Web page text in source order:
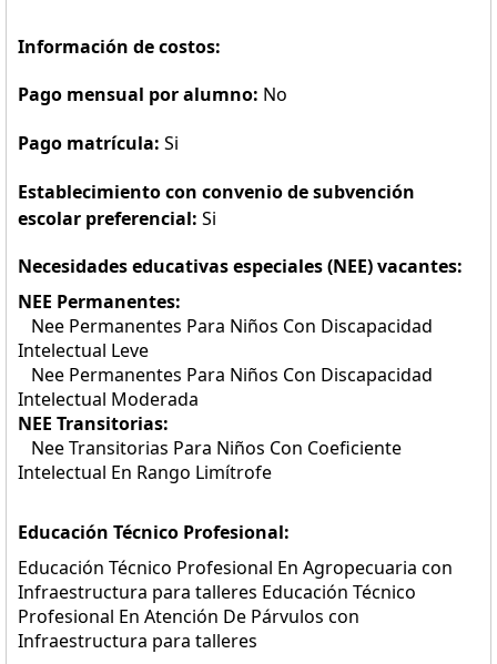
Información de costos:
Pago mensual por alumno: No
Pago matrícula: Si
Establecimiento con convenio de subvención
escolar preferencial: Si
Necesidades educativas especiales (NEE) vacantes:
NEE Permanentes:
Nee Permanentes Para Niños Con Discapacidad
Intelectual Leve
Nee Permanentes Para Niños Con Discapacidad
Intelectual Moderada
NEE Transitorias:
Nee Transitorias Para Niños Con Coeficiente
Intelectual En Rango Limítrofe
Educación Técnico Profesional:
Educación Técnico Profesional En Agropecuaria con
Infraestructura para talleres Educación Técnico
Profesional En Atención De Párvulos con
Infraestructura para talleres